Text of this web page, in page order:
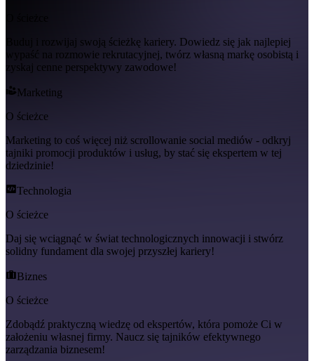
Buduj i rozwijaj swoją ścieżkę kariery. Dowiedz się jak najlepiej
wypaść na rozmowie rekrutacyjnej, twórz własną markę osobistą i
zyskaj cenne perspektywy zawodowe!
Marketing
O ścieżce
Marketing to coś więcej niż scrollowanie social mediów - odkryj
tajniki promocji produktów i usług, by stać się ekspertem w tej
dziedzinie!
Technologia
O ścieżce
Daj się wciągnąć w świat technologicznych innowacji i stwórz
solidny fundament dla swojej przyszłej kariery!
Biznes
O ścieżce
Zdobądź praktyczną wiedzę od ekspertów, która pomoże Ci w
założeniu własnej firmy. Naucz się tajników efektywnego
zarządzania biznesem!